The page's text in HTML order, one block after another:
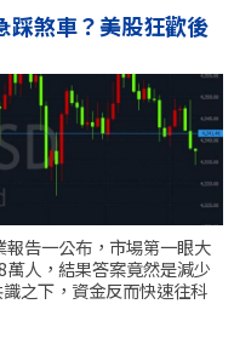
踩煞車？美股狂歡後
告一公布，市場第一眼大
人，結果答案竟然是減少
之下，資金反而快速往科